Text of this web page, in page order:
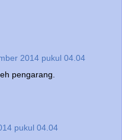
2014 pukul 04.04
pengarang.
pukul 04.04